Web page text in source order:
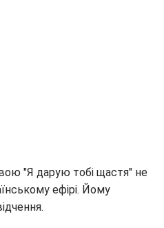
"Я дарую тобі щастя" не
ефірі. Йому